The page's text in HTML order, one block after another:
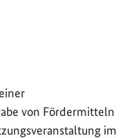
von Fördermitteln
im